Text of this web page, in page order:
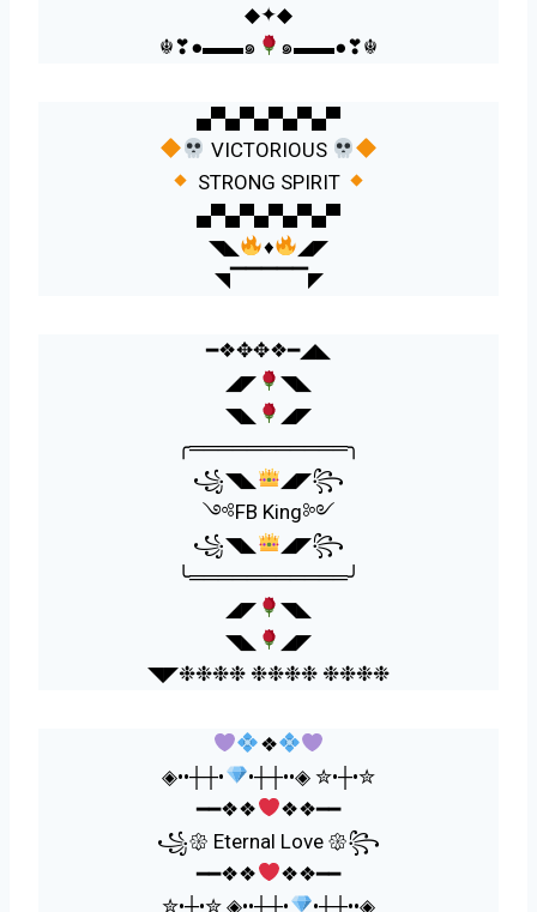
◆✦◆
☬❣●▬▬๑
๑▬▬●❣☬
▄▀▄▀▄▀▄▀▄▀
VICTORIOUS
STRONG SPIRIT
▄▀▄▀▄▀▄▀▄▀
◥◣
♦
◢◤
◥▔▔▔▔▔◤
━❖✥✥❖━◢◣
◢◤
◥◣
◥◣
◢◤
╭═══════════╮
꧁◥◣
◢◤꧂
༺FB King༻
꧁◥◣
◢◤꧂
╰═══════════╯
◢◤
◥◣
◥◣
◢◤
◥◤❉❉❉❉ ❉❉❉❉ ❉❉❉❉
❖
◈••┼┼•
•┼┼••◈ ✮•┼•✮
━━❖❖
❖❖━━
꧁𑁍 Eternal Love 𑁍꧂
━━❖❖
❖❖━━
✮•┼•✮ ◈••┼┼•
•┼┼••◈